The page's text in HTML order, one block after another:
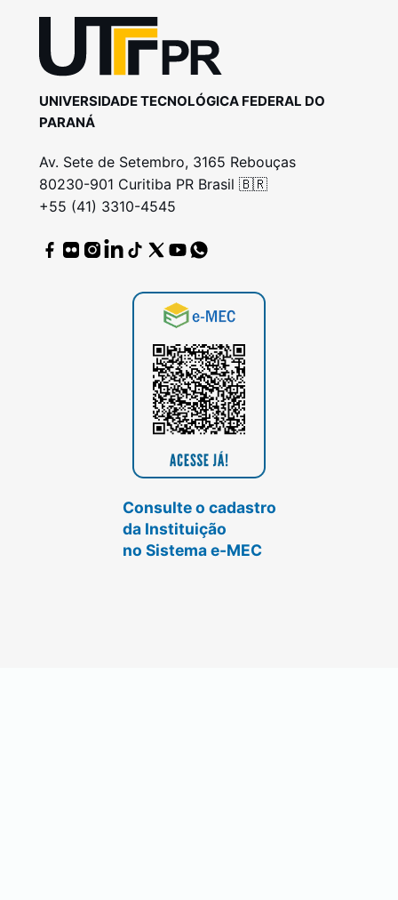
UNIVERSIDADE TECNOLÓGICA FEDERAL DO
PARANÁ
Av. Sete de Setembro, 3165 Rebouças
80230-901 Curitiba PR Brasil 🇧🇷
+55 (41) 3310-4545
Consulte o cadastro
da Instituição
no Sistema e-MEC